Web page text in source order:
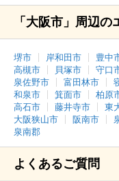
「大阪市」周辺の
堺市 岸和田市 豊中
高槻市
貝塚市 守口
泉佐野市
富田林市
和泉市
箕面市 柏原
高石市
藤井寺市 東
大阪狭山市
阪南市
泉南郡
よくあるご質問